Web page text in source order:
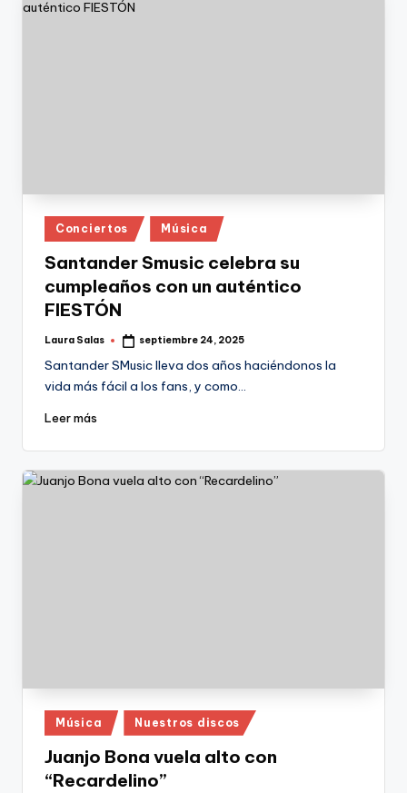
Publicado
en
Conciertos Música
Santander Smusic celebra su
cumpleaños con un auténtico
FIESTÓN
Publicado
Laura Salas septiembre 24, 2025
Santander SMusic lleva dos años haciéndonos la
vida más fácil a los fans, y como…
Leer más
Publicado
en
Música Nuestros discos
Juanjo Bona vuela alto con
“Recardelino”